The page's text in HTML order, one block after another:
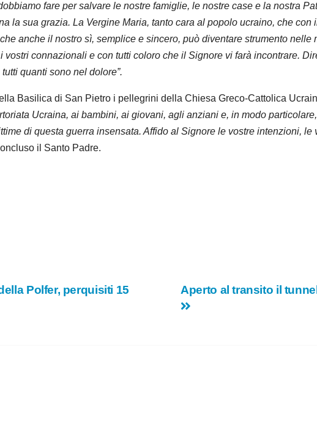
fare per salvare le nostre famiglie, le nostre case e la nostra
la sua grazia. La Vergine Maria, tanto cara al popolo ucraino, che
anche il nostro sì, semplice e sincero, può diventare strumento
connazionali e con tutti coloro che il Signore vi farà incontrare.
quanti sono nel dolore”.
Basilica di San Pietro i pellegrini della Chiesa Greco-Cattolica
Ucraina, ai bambini, ai giovani, agli anziani e, in modo
di questa guerra insensata. Affido al Signore le vostre intenzioni,
il Santo Padre.
Aperto al transito il
Polfer, perquisiti 15